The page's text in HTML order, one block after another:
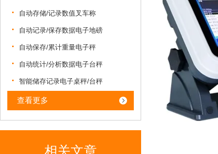
自动存储/记录数值叉车称
自动记录/保存数据电子地磅
自动保存/累计重量电子秤
自动统计/分析数据电子台秤
智能储存记录电子桌秤/台秤
查看更多
相关文章